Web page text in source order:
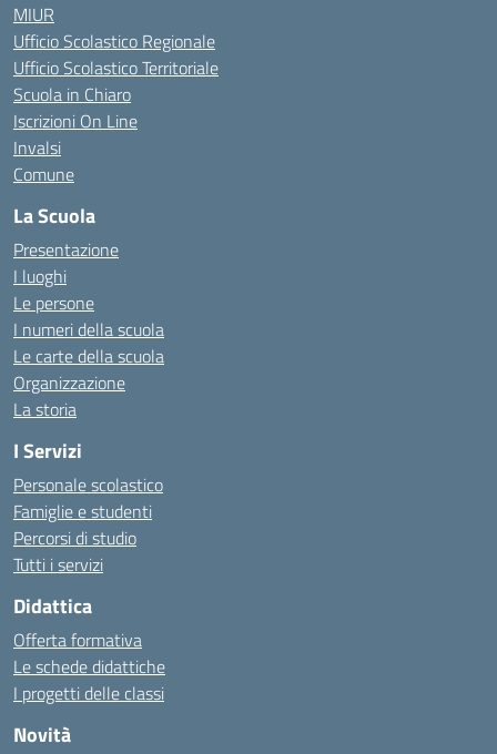
MIUR
Ufficio Scolastico Regionale
Ufficio Scolastico Territoriale
Scuola in Chiaro
Iscrizioni On Line
Invalsi
Comune
La Scuola
Presentazione
I luoghi
Le persone
I numeri della scuola
Le carte della scuola
Organizzazione
La storia
I Servizi
Personale scolastico
Famiglie e studenti
Percorsi di studio
Tutti i servizi
Didattica
Offerta formativa
Le schede didattiche
I progetti delle classi
Novità